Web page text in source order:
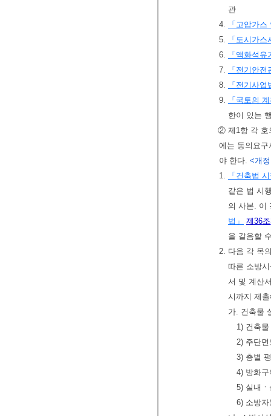
관
4.
「고압가
5.
「도시가
6.
「액화석
7.
「전기안
8.
「전기사업
9.
「국토의
한이 있는
② 제1항 각 호
에는 동의요
야 한다. <개
1.
「건축법
같은 법 시
의 사본. 이
법」
제36조
을 갈음할
2. 다음 각 목
따른 소방
서 및 계산
시까지 제
가. 건축물
1) 건축
2) 주단
3) 층별
4) 방화
5) 실내
6) 소방